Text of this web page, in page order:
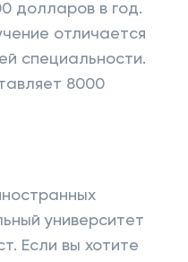
долларов в год.
отличается
специальности.
8000
университет
Если вы хотите